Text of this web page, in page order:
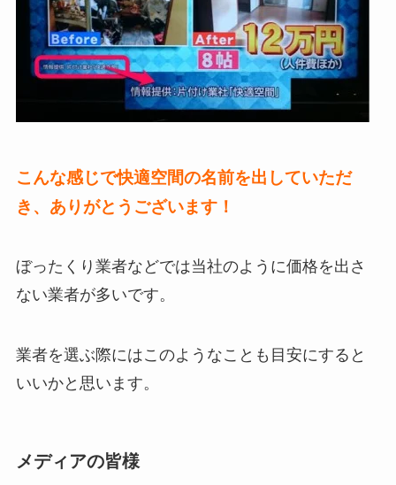
こんな感じで快適空間の名前を出していただ
き、ありがとうございます！
ぼったくり業者などでは当社のように価格を出さ
ない業者が多いです。
業者を選ぶ際にはこのようなことも目安にすると
いいかと思います。
メディアの皆様